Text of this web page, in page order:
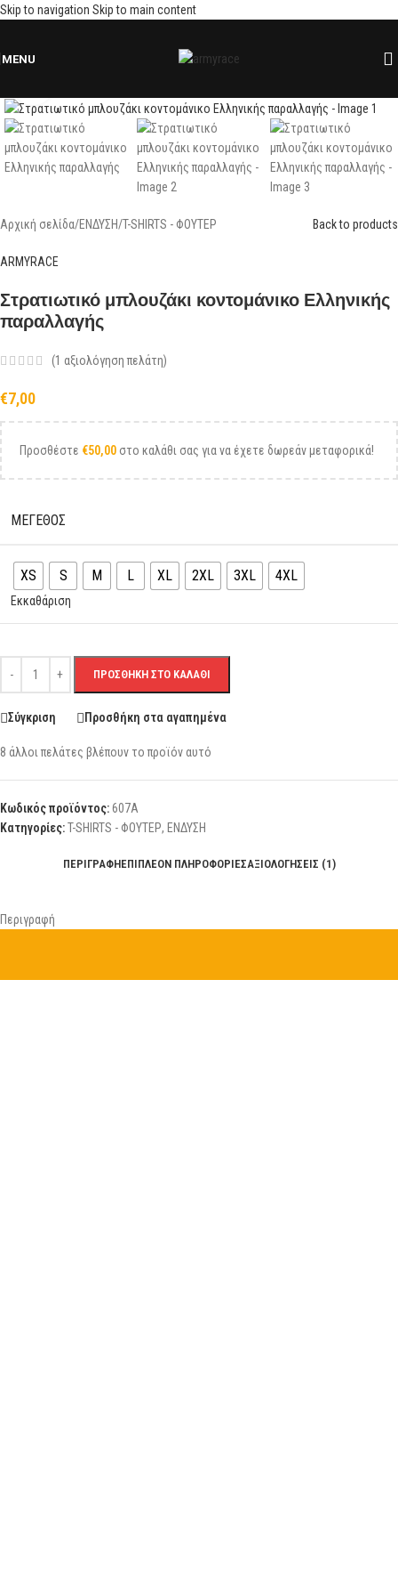
Skip to navigation Skip to main content
MENU
Αρχική σελίδα/ΕΝΔΥΣΗ/T-SHIRTS - ΦΟΥΤΕΡ Back to products
ARMYRACE
Στρατιωτικό μπλουζάκι κοντομάνικο Ελληνικής
παραλλαγής
(1 αξιολόγηση πελάτη)
€7,00
Προσθέστε €50,00 στο καλάθι σας για να έχετε δωρεάν μεταφορικά!
ΜΕΓΕΘΟΣ
XS S M L XL 2XL 3XL 4XL
Εκκαθάριση
ΠΡΟΣΘΉΚΗ ΣΤΟ ΚΑΛΆΘΙ
Σύγκριση Προσθήκη στα αγαπημένα
8 άλλοι πελάτες βλέπουν το προϊόν αυτό
Κωδικός προϊόντος:607Α
Κατηγορίες:T-SHIRTS - ΦΟΥΤΕΡ, ΕΝΔΥΣΗ
ΠΕΡΙΓΡΑΦΉΕΠΙΠΛΈΟΝ ΠΛΗΡΟΦΟΡΊΕΣΑΞΙΟΛΟΓΉΣΕΙΣ (1)
Περιγραφή